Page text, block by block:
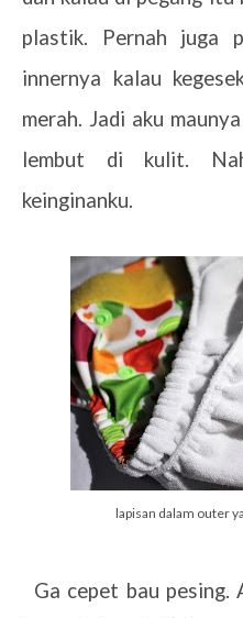
plastik. Pernah juga
innernya kalau
merah. Jadi aku
lembut di kulit.
keinginanku.
lapisan dalam outer
Ga cepet bau pesing.